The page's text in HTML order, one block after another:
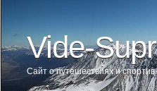
Vide-
Сайт о путешествиях и